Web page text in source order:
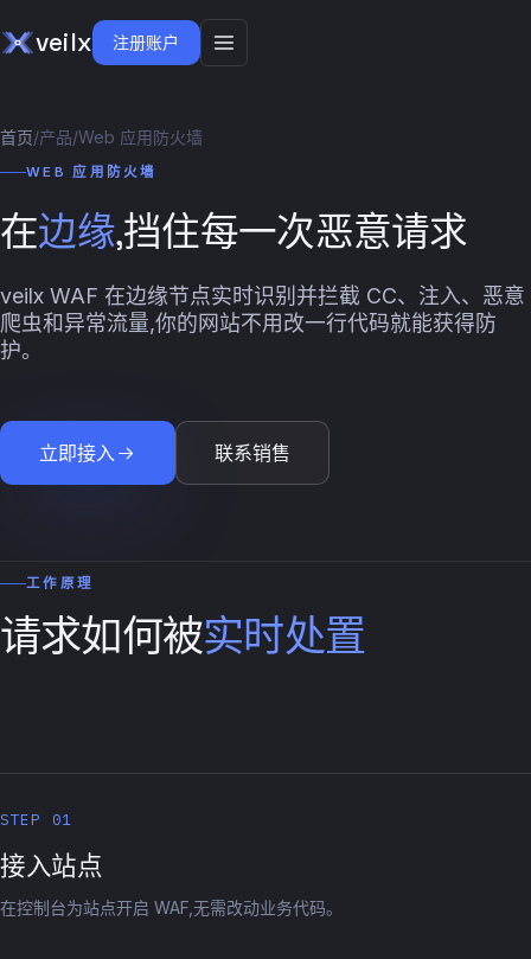
veilx 注册账户
首页/产品/Web 应用防火墙
WEB 应用防火墙
在边缘,挡住每一次恶意请求
veilx WAF 在边缘节点实时识别并拦截 CC、注入、恶意
爬虫和异常流量,你的网站不用改一行代码就能获得防
护。
立即接入 联系销售
工作原理
请求如何被实时处置
STEP 01
接入站点
在控制台为站点开启 WAF,无需改动业务代码。